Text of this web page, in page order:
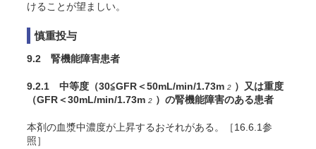
けることが望ましい。
慎重投与
9.2 腎機能障害患者
9.2.1 中等度（30≦GFR＜50mL/min/1.73m 2 ）又は重度
（GFR＜30mL/min/1.73m 2 ）の腎機能障害のある患者
本剤の血漿中濃度が上昇するおそれがある。［16.6.1参
照］